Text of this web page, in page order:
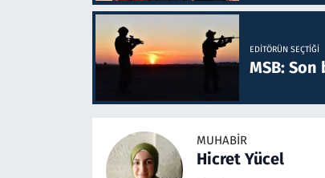
EDITÖRÜN SEÇTIĞI
MSB:
MUHABIR
Hicret Yücel